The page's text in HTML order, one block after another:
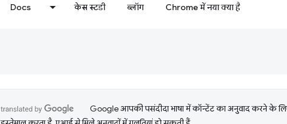
Docs केस स्टडी ब्लॉग Chrome में नया क्या है
Google आपकी पसंदीदा भाषा में कॉन्टेंट का अनुवाद करने के